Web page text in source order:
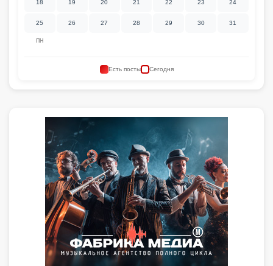
ПН
18 19 20 21 22 23 24
25 26 27 28 29 30 31
Есть посты Сегодня